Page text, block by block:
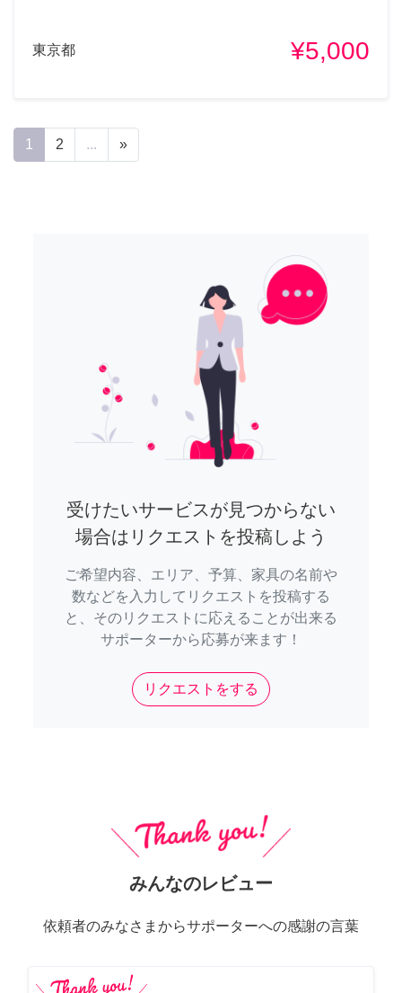
東京都 ¥5,000
1 2 ... »
受けたいサービスが見つからない
場合はリクエストを投稿しよう
ご希望内容、エリア、予算、家具の名前や
数などを入力してリクエストを投稿する
と、そのリクエストに応えることが出来る
サポーターから応募が来ます！
リクエストをする
みんなのレビュー
依頼者のみなさまからサポーターへの感謝の言葉